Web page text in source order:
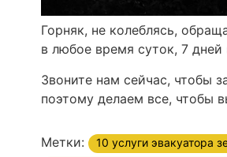
Горняк, не колеблясь,
в любое время суток, 7 дней
Звоните нам сейчас, чтобы
поэтому делаем все, чтобы
Метки: 10 услуги эвакуатора